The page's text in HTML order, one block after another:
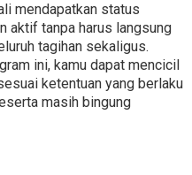
mendapatkan status
aktif tanpa harus langsung
tagihan sekaligus.
ini, kamu dapat mencicil
ketentuan yang berlaku
masih bingung